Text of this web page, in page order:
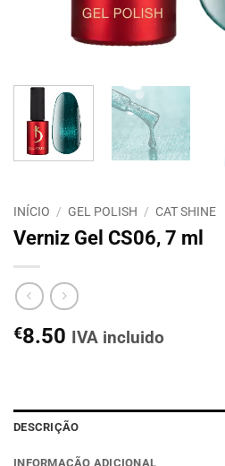
INÍCIO / GEL POLISH / CAT SHINE
Verniz Gel CS06, 7 ml
€8.50 IVA incluido
DESCRIÇÃO
INFORMAÇÃO ADICIONAL